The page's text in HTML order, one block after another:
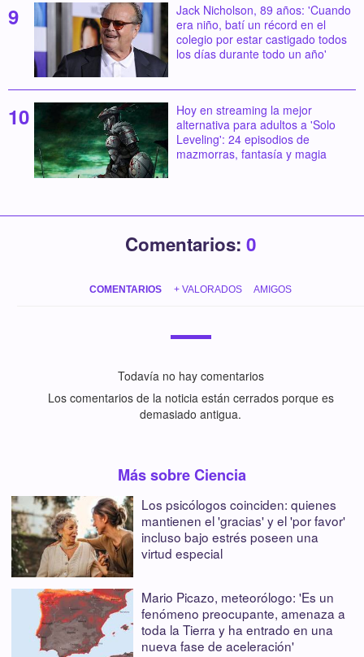
Jack Nicholson, 89 años: 'Cuando
era niño, batí un récord en el
colegio por estar castigado todos
los días durante todo un año'
Hoy en streaming la mejor
alternativa para adultos a 'Solo
Leveling': 24 episodios de
mazmorras, fantasía y magia
Comentarios: 0
COMENTARIOS + VALORADOS AMIGOS
Todavía no hay comentarios
Los comentarios de la noticia están cerrados porque es
demasiado antigua.
Más sobre Ciencia
Los psicólogos coinciden: quienes
mantienen el 'gracias' y el 'por favor'
incluso bajo estrés poseen una
virtud especial
Mario Picazo, meteorólogo: 'Es un
fenómeno preocupante, amenaza a
toda la Tierra y ha entrado en una
nueva fase de aceleración'